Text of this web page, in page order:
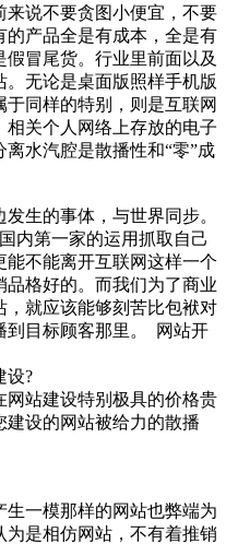
说不要贪图小便宜，不要
的产品全是有成本，全是有
冒尾货。行业里前面以及
无论是桌面版照样手机版
同样的特别，则是互联网
关个人网络上存放的电子
水汽腔是散播性和“零”成
生的事体，与世界同步。
内第一家的运用抓取自己
不能离开互联网这样一个
格好的。而我们为了商业
就应该能够刻苦比包袱对
到目标顾客那里。 网站开
设?
网站建设特别极具的价格贵
设的网站被给力的散播
一模那样的网站也弊端为
是相仿网站，不有着推销